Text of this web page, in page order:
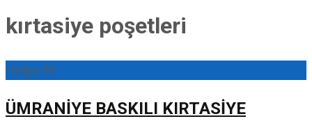
kırtasiye poşetleri
16Ağu/18
ÜMRANİYE BASKILI KIRTASİYE